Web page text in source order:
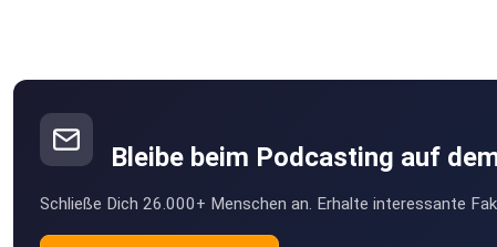
Bleibe beim Podcasting auf
Schließe Dich 26.000+ Menschen an. Erhalte interessante